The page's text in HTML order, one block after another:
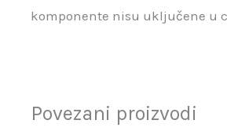
komponente nisu uključene u
Povezani proizvodi